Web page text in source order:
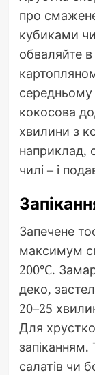
про
кубиками
обваляйте
середньому
кокосова
хвилини з
наприклад,
чилі – і
Запечене
максимум
200°C.
деко,
20–25
Для
салатів чи